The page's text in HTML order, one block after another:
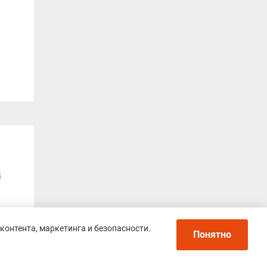
маркетинга и безопасности.
Понятно